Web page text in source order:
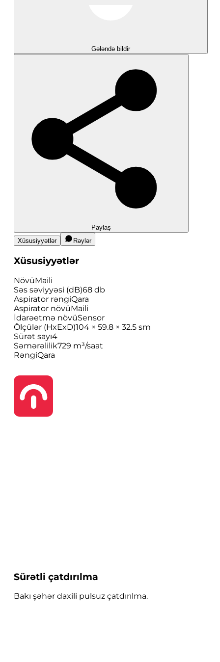
Gələndə bildir
Paylaş
Xüsusiyyətlər
Rəylər
Xüsusiyyətlər
NövüMaili
Səs səviyyəsi (dB)68 db
Aspirator rəngiQara
Aspirator növüMaili
İdarəetmə növüSensor
Ölçülər (HxExD)104 × 59.8 × 32.5 sm
Sürət sayı4
Səmərəlilik729 m³/saat
RəngiQara
Sürətli çatdırılma
Bakı şəhər daxili pulsuz çatdırılma.